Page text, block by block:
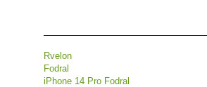
Rvelon
Fodral
iPhone 14 Pro Fodral